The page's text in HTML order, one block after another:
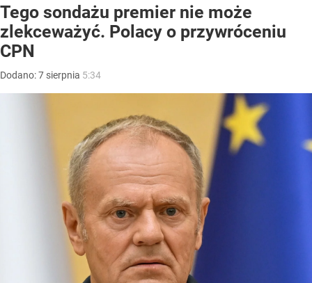
Tego sondażu premier nie może
zlekceważyć. Polacy o przywróceniu
CPN
Dodano:7 sierpnia 5:34